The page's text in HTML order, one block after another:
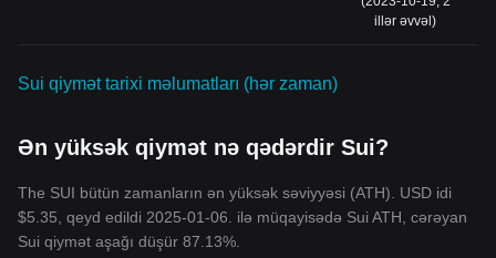
illər əvvəl)
Sui qiymət tarixi məlumatları (hər zaman)
Ən yüksək qiymət nə qədərdir Sui?
The SUI bütün zamanların ən yüksək səviyyəsi (ATH). USD idi
$5.35, qeyd edildi 2025-01-06. ilə müqayisədə Sui ATH, cərəyan
Sui qiymət aşağı düşür 87.13%.